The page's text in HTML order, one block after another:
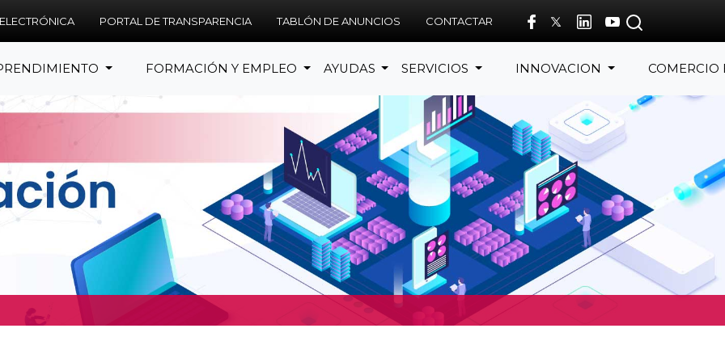
PORTAL DE TRANSPARENCIA TABLÓN DE ANUNCIOS CONTACTAR
FORMACIÓN Y EMPLEO AYUDAS SERVICIOS INNOVACION COMERCIO